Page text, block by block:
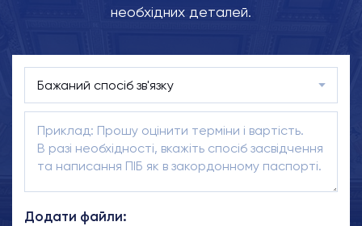
необхідних деталей.
Додати файли: